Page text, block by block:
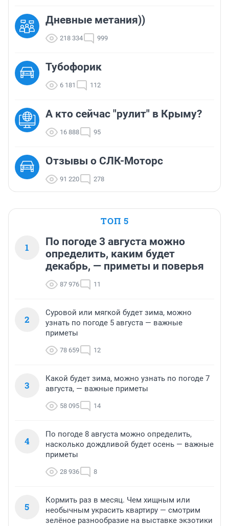
Дневные метания))
218 334 999
Тубофорик
6 181 112
А кто сейчас "рулит" в Крыму?
16 888 95
Отзывы о СЛК-Моторс
91 220 278
ТОП 5
1
По погоде 3 августа можно
определить, каким будет
декабрь, — приметы и поверья
87 976 11
2
Суровой или мягкой будет зима, можно
узнать по погоде 5 августа — важные
приметы
78 659 12
3
Какой будет зима, можно узнать по погоде 7
августа, — важные приметы
58 095 14
4
По погоде 8 августа можно определить,
насколько дождливой будет осень — важные
приметы
28 936 8
5
Кормить раз в месяц. Чем хищным или
необычным украсить квартиру — смотрим
зелёное разнообразие на выставке экзотики